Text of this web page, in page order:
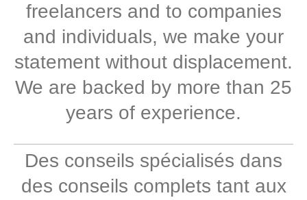
freelancers and to companies
and individuals, we make your
statement without displacement.
We are backed by more than 25
years of experience.
Des conseils spécialisés dans
des conseils complets tant aux